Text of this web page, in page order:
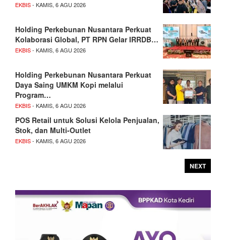
EKBIS- KAMIS, 6 AGU 2026
Holding Perkebunan Nusantara Perkuat
Kolaborasi Global, PT RPN Gelar IRRDB…
EKBIS- KAMIS, 6 AGU 2026
Holding Perkebunan Nusantara Perkuat
Daya Saing UMKM Kopi melalui
Program…
EKBIS- KAMIS, 6 AGU 2026
POS Retail untuk Solusi Kelola Penjualan,
Stok, dan Multi-Outlet
EKBIS- KAMIS, 6 AGU 2026
NEXT